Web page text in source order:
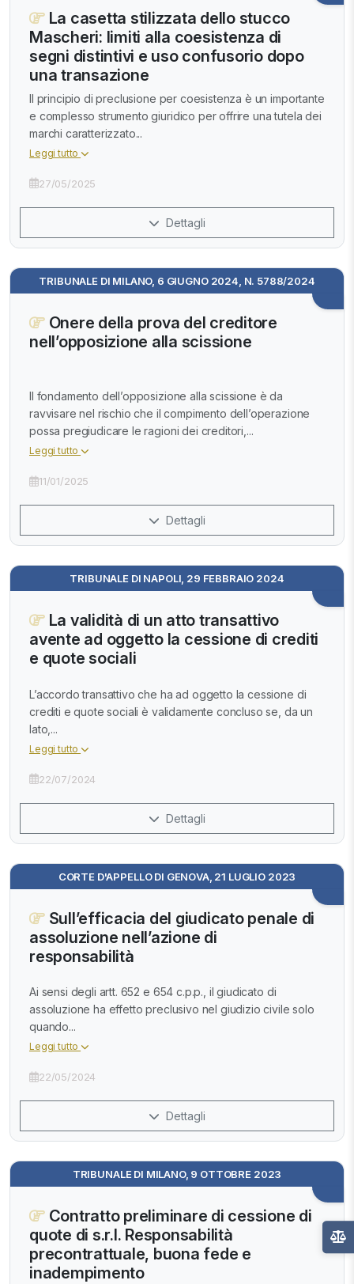
La casetta stilizzata dello stucco
Mascheri: limiti alla coesistenza di
segni distintivi e uso confusorio dopo
una transazione
Il principio di preclusione per coesistenza è un importante
e complesso strumento giuridico per offrire una tutela dei
marchi caratterizzato...
Leggi tutto
27/05/2025
Dettagli
TRIBUNALE DI MILANO, 6 GIUGNO 2024, N. 5788/2024
Onere della prova del creditore
nell’opposizione alla scissione
Il fondamento dell’opposizione alla scissione è da
ravvisare nel rischio che il compimento dell’operazione
possa pregiudicare le ragioni dei creditori,...
Leggi tutto
11/01/2025
Dettagli
TRIBUNALE DI NAPOLI, 29 FEBBRAIO 2024
La validità di un atto transattivo
avente ad oggetto la cessione di crediti
e quote sociali
L’accordo transattivo che ha ad oggetto la cessione di
crediti e quote sociali è validamente concluso se, da un
lato,...
Leggi tutto
22/07/2024
Dettagli
CORTE D'APPELLO DI GENOVA, 21 LUGLIO 2023
Sull’efficacia del giudicato penale di
assoluzione nell’azione di
responsabilità
Ai sensi degli artt. 652 e 654 c.p.p., il giudicato di
assoluzione ha effetto preclusivo nel giudizio civile solo
quando...
Leggi tutto
22/05/2024
Dettagli
TRIBUNALE DI MILANO, 9 OTTOBRE 2023
Contratto preliminare di cessione di
quote di s.r.l. Responsabilità
precontrattuale, buona fede e
inadempimento